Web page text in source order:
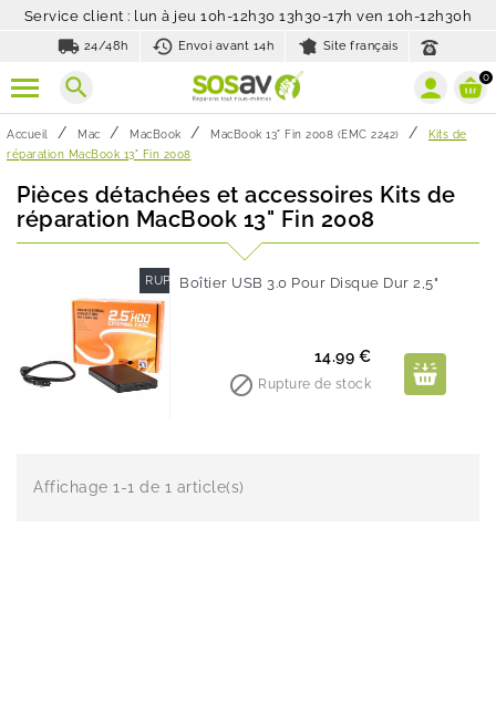
Service client : lun à jeu 10h-12h30 13h30-17h ven 10h-12h30h
local_shipping 24/48h history_toggle_off
Envoi avant 14h Site français
search 0
Accueil Mac MacBook MacBook 13" Fin 2008 (EMC 2242)
Kits de
réparation MacBook 13" Fin 2008
Pièces détachées et accessoires Kits de
réparation MacBook 13" Fin 2008
RUPTURE DE STOCK
Boîtier USB 3.0 Pour Disque Dur 2,5"
Prix
14.99 €
 Rupture de stock
Affichage 1-1 de 1 article(s)